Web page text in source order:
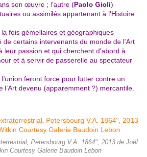
son œuvre ; l’autre (Paolo Gioli)
ou assimilés appartenant à l’Histoire
fois gémellaires et géographiques
de certains intervenants du monde de l’Art
leur passion et qui cherchent d’abord à
et à servir de passerelle au spectateur
feront force pour lutter contre un
l’Art devenu (apparemment ?) mercantile.
Petersbourg V.A. 1864", 2013 de Joël
Courtesy Galerie Baudoin Lebon